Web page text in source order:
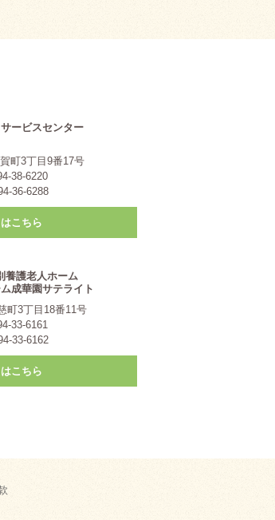
ービスセンター
町3丁目9番17号
38-6220
36-6288
こちら
養護老人ホーム
成華園サテライト
町3丁目18番11号
33-6161
33-6162
こちら